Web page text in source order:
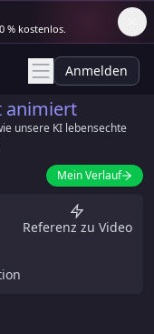
% kostenlos.
Anmelden
animiert
unsere KI lebensechte
Mein Verlauf
Referenz zu Video